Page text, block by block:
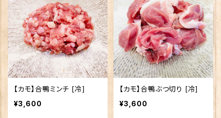
【カモ】合鴨ミンチ [冷]
¥3,600
【カモ】合鴨ぶつ切り [冷]
¥3,600